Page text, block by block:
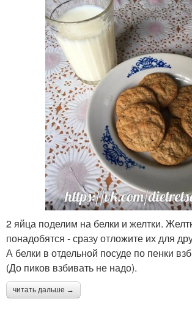
2 яйца поделим на белки и желтки.
понадобятся - сразу отложите их для
А белки в отдельной посуде по пенки
(До пиков взбивать не надо).
читать дальше →